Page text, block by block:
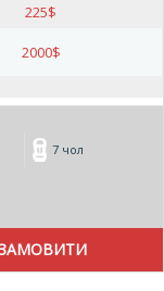
225$
2000$
7 чол